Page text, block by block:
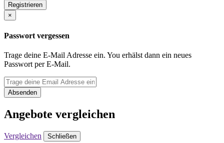
Registrieren
×
Passwort vergessen
Trage deine E-Mail Adresse ein. You erhälst dann ein neues
Passwort per E-Mail.
Absenden
Angebote vergleichen
Vergleichen Schließen